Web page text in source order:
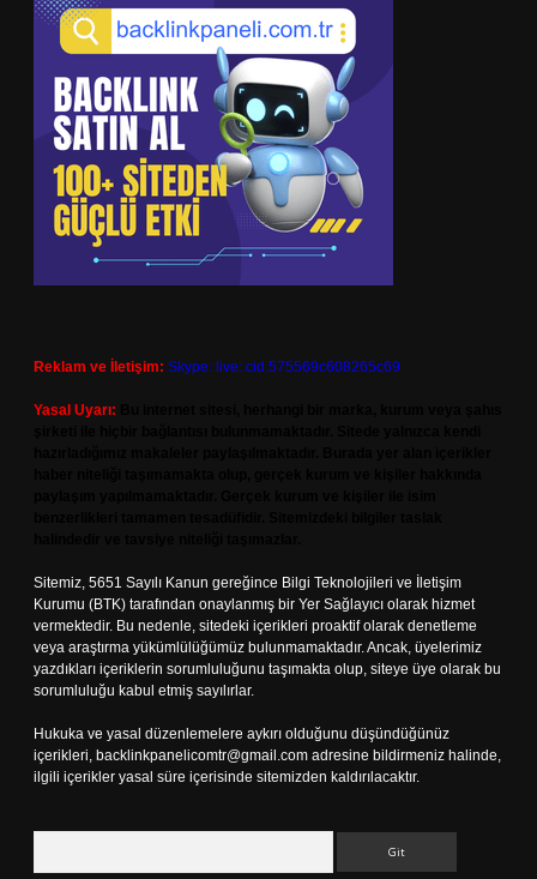
Reklam ve İletişim: Skype: live:.cid.575569c608265c69
Yasal Uyarı:
Sitemiz, 5651 Sayılı Kanun gereğince Bilgi Teknolojileri ve İletişim
Kurumu (BTK) tarafından onaylanmış bir Yer Sağlayıcı olarak hizmet
vermektedir. Bu nedenle, sitedeki içerikleri proaktif olarak denetleme
veya araştırma yükümlülüğümüz bulunmamaktadır. Ancak, üyelerimiz
yazdıkları içeriklerin sorumluluğunu taşımakta olup, siteye üye olarak bu
sorumluluğu kabul etmiş sayılırlar.
Hukuka ve yasal düzenlemelere aykırı olduğunu düşündüğünüz
içerikleri, backlinkpanelicomtr@gmail.com adresine bildirmeniz halinde,
ilgili içerikler yasal süre içerisinde sitemizden kaldırılacaktır.